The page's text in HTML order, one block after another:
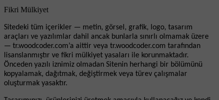
Fikri Mülkiyet
Sitedeki tüm içerikler — metin, görsel, grafik, logo, tasarım
araçları ve yazılımlar dahil ancak bunlarla sınırlı olmamak üzere
— tr.woodcoder.com’a aittir veya tr.woodcoder.com tarafından
lisanslanmıştır ve fikri mülkiyet yasaları ile korunmaktadır.
Önceden yazılı iznimiz olmadan Sitenin herhangi bir bölümünü
kopyalamak, dağıtmak, değiştirmek veya türev çalışmalar
oluşturmak yasaktır.